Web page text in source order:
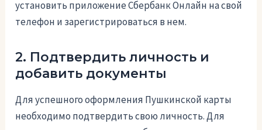
установить приложение Сбербанк Онлайн на свой
телефон и зарегистрироваться в нем.
2. Подтвердить личность и
добавить документы
Для успешного оформления Пушкинской карты
необходимо подтвердить свою личность. Для